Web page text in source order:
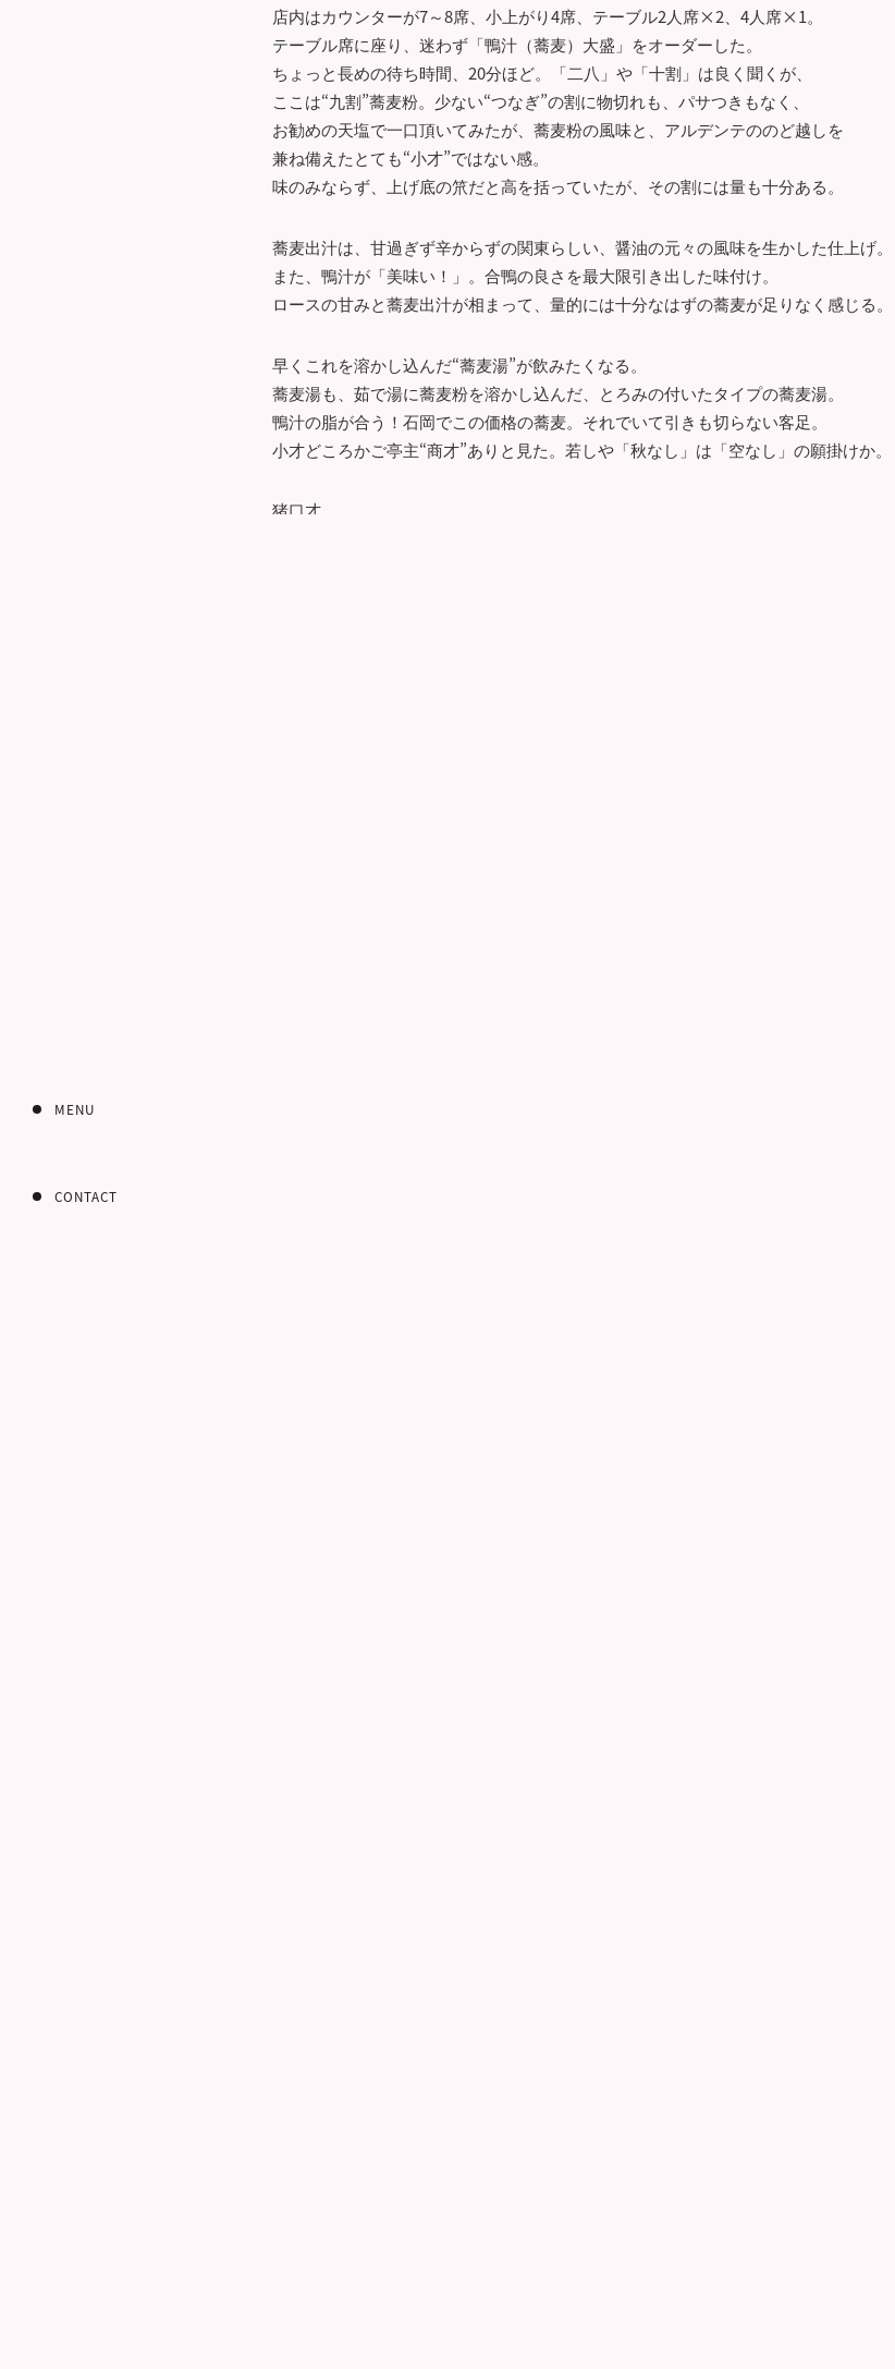
MENU
CONTACT
店内はカウンターが7～8席、小上がり4席、テーブル2人席×2、4人席×1。
テーブル席に座り、迷わず「鴨汁（蕎麦）大盛」をオーダーした。
ちょっと長めの待ち時間、20分ほど。「二八」や「十割」は良く聞くが、
ここは“九割”蕎麦粉。少ない“つなぎ”の割に物切れも、パサつきもなく、
お勧めの天塩で一口頂いてみたが、蕎麦粉の風味と、アルデンテののど越しを
兼ね備えたとても“小才”ではない感。
味のみならず、上げ底の笊だと高を括っていたが、その割には量も十分ある。
蕎麦出汁は、甘過ぎず辛からずの関東らしい、醤油の元々の風味を生かした仕上げ。
また、鴨汁が「美味い！」。合鴨の良さを最大限引き出した味付け。
ロースの甘みと蕎麦出汁が相まって、量的には十分なはずの蕎麦が足りなく感じる。
早くこれを溶かし込んだ“蕎麦湯”が飲みたくなる。
蕎麦湯も、茹で湯に蕎麦粉を溶かし込んだ、とろみの付いたタイプの蕎麦湯。
鴨汁の脂が合う！石岡でこの価格の蕎麦。それでいて引きも切らない客足。
小才どころかご亭主“商才”ありと見た。若しや「秋なし」は「空なし」の願掛けか。
猪口才
ご相